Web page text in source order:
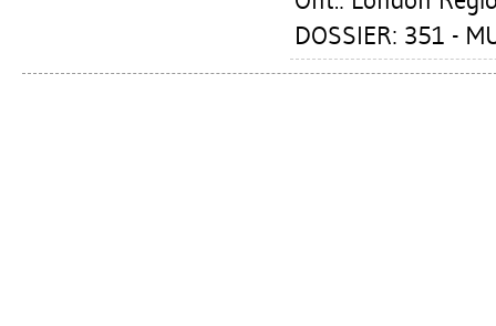
DOSSIER: 351 -